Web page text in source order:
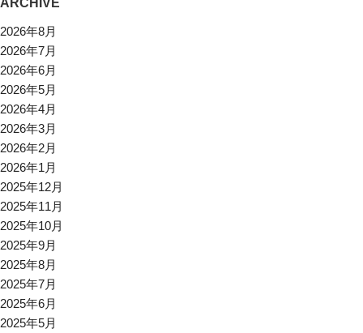
2026年8月
2026年7月
2026年6月
2026年5月
2026年4月
2026年3月
2026年2月
2026年1月
2025年12月
2025年11月
2025年10月
2025年9月
2025年8月
2025年7月
2025年6月
2025年5月